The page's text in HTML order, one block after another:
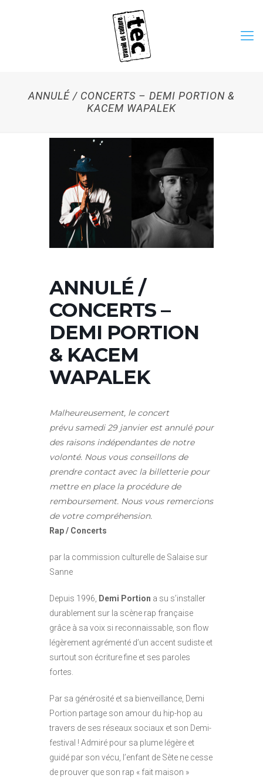
ANNULÉ / CONCERTS – DEMI PORTION &
KACEM WAPALEK
ANNULÉ /
CONCERTS –
DEMI PORTION
& KACEM
WAPALEK
Malheureusement, le concert
prévu samedi 29 janvier est annulé pour
des raisons indépendantes de notre
volonté. Nous vous conseillons de
prendre contact avec la billetterie pour
mettre en place la procédure de
remboursement. Nous vous remercions
de votre compréhension.
Rap / Concerts
par la commission culturelle de Salaise sur
Sanne
Depuis 1996, Demi Portion a su s’installer
durablement sur la scène rap française
grâce à sa voix si reconnaissable, son flow
légèrement agrémenté d’un accent sudiste et
surtout son écriture fine et ses paroles
fortes.
Par sa générosité et sa bienveillance, Demi
Portion partage son amour du hip-hop au
travers de ses réseaux sociaux et son Demi-
festival ! Admiré pour sa plume légère et
guidé par son vécu, l’enfant de Sète ne cesse
de prouver que son rap « fait maison »